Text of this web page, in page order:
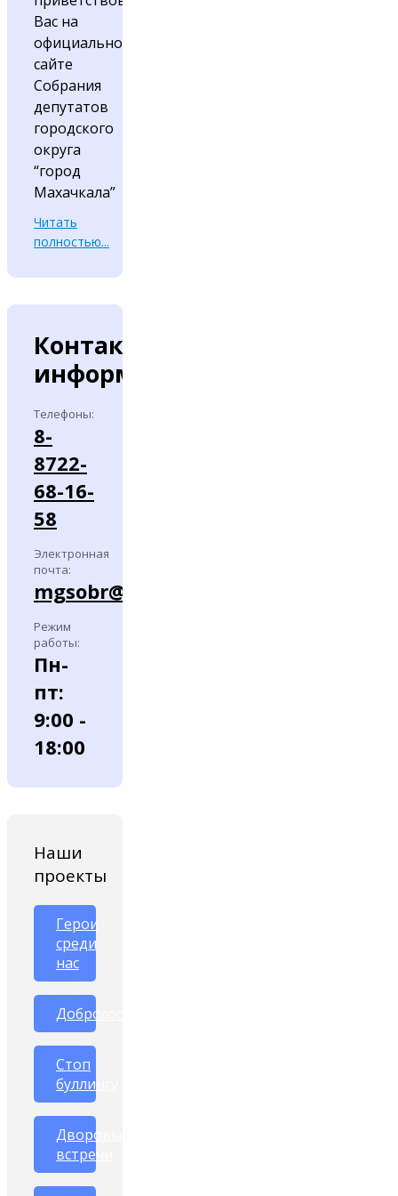
Вас на
официальном
сайте
Собрания
депутатов
городского
округа
“город
Махачкала”
Читать
полностью...
Контактная
информация
Телефоны:
8-
8722-
68-16-
58
Электронная
почта:
mgsobr@yandex.ru
Режим
работы:
Пн-
пт:
9:00 -
18:00
Наши
проекты
Герои
среди
нас
Добрососедство
Стоп
буллингу
Дворовые
встречи